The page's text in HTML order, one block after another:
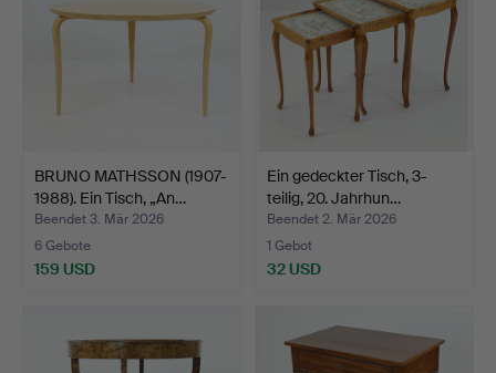
BRUNO MATHSSON (1907-
1988). Ein Tisch, „An…
Beendet 3. Mär 2026
6 Gebote
159 USD
Ein gedeckter Tisch, 3-
teilig, 20. Jahrhun…
Beendet 2. Mär 2026
1 Gebot
32 USD